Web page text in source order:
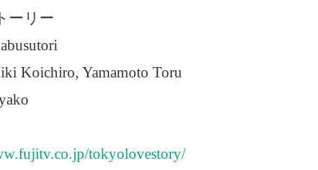
ーリー
Koichiro, Yamamoto Toru
tokyolovestory/